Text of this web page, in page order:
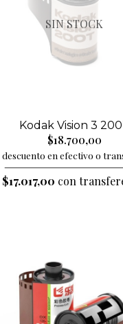
SIN STOCK
Kodak Vision 3
$18.700,00
descuento en efectivo o
$17.017,00 con